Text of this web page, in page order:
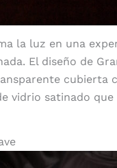
la luz en una
El diseño de
cubierta
vidrio satinado